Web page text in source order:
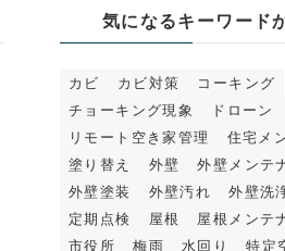
気になるキーワード
カビ カビ対策
コーキング
チョーキング現象
ドローン
リモート空き家管理
住宅メ
塗り替え
外壁
外壁メンテ
外壁塗装
外壁汚れ 外壁洗
定期点検
屋根
屋根メンテ
市役所
梅雨 水回り 特定